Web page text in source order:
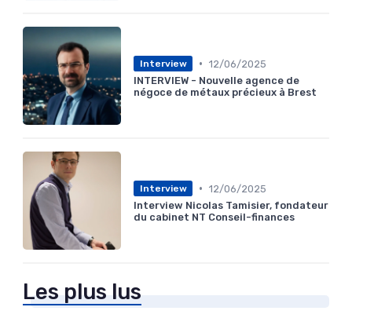
Interview • 12/06/2025
INTERVIEW - Nouvelle agence de
négoce de métaux précieux à Brest
Interview • 12/06/2025
Interview Nicolas Tamisier, fondateur
du cabinet NT Conseil-finances
Les plus lus